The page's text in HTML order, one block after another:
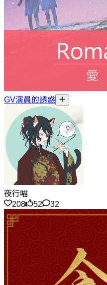
GV演員的誘惑
夜行喵
208
52 32